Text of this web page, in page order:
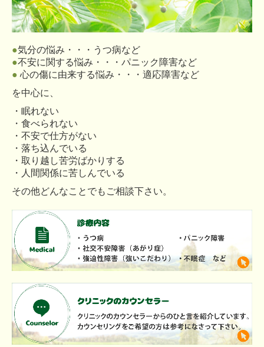
●気分の悩み・・・うつ病など
●不安に関する悩み・・・パニック障害など
● 心の傷に由来する悩み・・・適応障害など
を中心に、
・眠れない
・食べられない
・不安で仕方がない
・落ち込んでいる
・取り越し苦労ばかりする
・人間関係に苦しんでいる
その他どんなことでもご相談下さい。